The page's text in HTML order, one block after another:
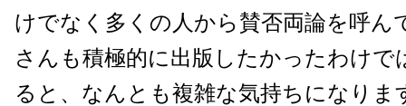
けでなく多くの人から賛否両論を呼ん
さんも積極的に出版したかったわけで
ると、なんとも複雑な気持ちになりま